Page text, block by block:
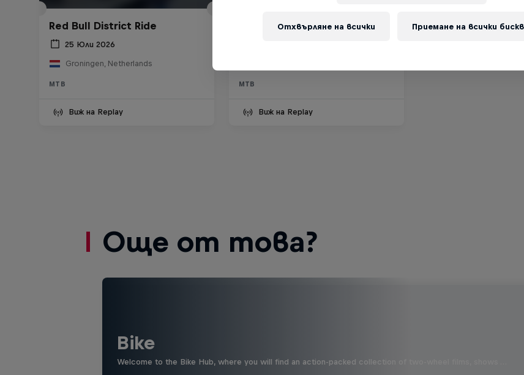
Red Bull District Ride
25 Юли 2026
Groningen, Netherlands
MTB
Виж на Replay
Castle Ride BCVS
MTB
Виж на Replay
Още от това?
Bike
Welcome to the Bike Hub, where you will find an action-packed collection of two-wheel films, shows …
Отхвърляне на всички Приемане на всички